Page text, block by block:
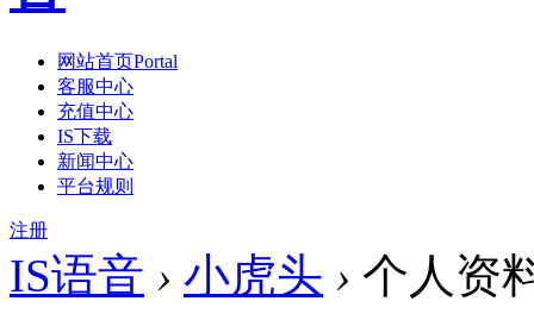
网站首页Portal
客服中心
充值中心
IS下载
新闻中心
平台规则
注册
IS语音 › 小虎头 › 个人资